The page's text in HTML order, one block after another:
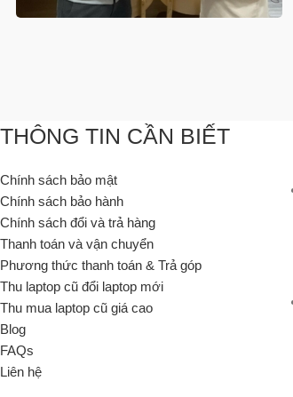
THÔNG TIN CẦN BIẾT
Chính sách bảo mật
Chính sách bảo hành
Chính sách đổi và trả hàng
Thanh toán và vận chuyển
Phương thức thanh toán & Trả góp
Thu laptop cũ đổi laptop mới
Thu mua laptop cũ giá cao
Blog
FAQs
Liên hệ